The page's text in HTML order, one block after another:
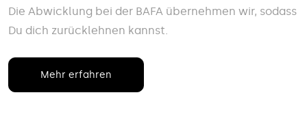
Die Abwicklung bei der BAFA übernehmen wir, sodass
Du dich zurücklehnen kannst.
Mehr erfahren